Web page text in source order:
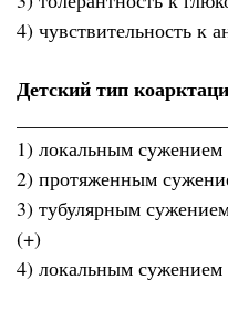
4) чувствительность к
Детский тип
1) локальным сужением
2) протяженным
3) тубулярным
(+)
4) локальным сужением